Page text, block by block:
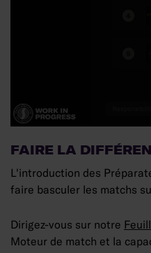
FAIRE LA
L'introduction des
faire basculer les matchs
Dirigez-vous sur notre
Moteur de match et la